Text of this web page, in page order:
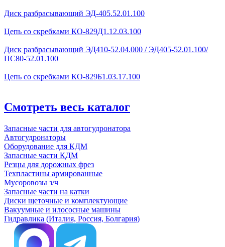
Диск разбрасывающий ЭД-405.52.01.100
Цепь со скребками КО-829Д1.12.03.100
Диск разбрасывающий ЭД410-52.04.000 / ЭД405-52.01.100/
ПС80-52.01.100
Цепь со скребками КО-829Б1.03.17.100
Смотреть весь каталог
Запасные части для автогудронатора
Автогудронаторы
Оборудование для КДМ
Запасные части КДМ
Резцы для дорожных фрез
Техпластины армированные
Мусоровозы з/ч
Запасные части на катки
Диски щеточные и комплектующие
Вакуумные и илососные машины
Гидравлика (Италия, Россия, Болгария)